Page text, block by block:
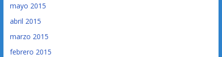
mayo 2015
abril 2015
marzo 2015
febrero 2015